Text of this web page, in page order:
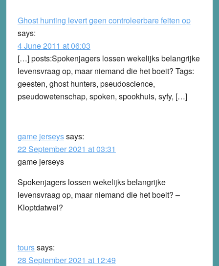
Ghost hunting levert geen controleerbare feiten op
says:
4 June 2011 at 06:03
[…] posts:Spokenjagers lossen wekelijks belangrijke
levensvraag op, maar niemand die het boeit? Tags:
geesten, ghost hunters, pseudoscience,
pseudowetenschap, spoken, spookhuis, syfy, […]
game jerseyssays:
22 September 2021 at 03:31
game jerseys
Spokenjagers lossen wekelijks belangrijke
levensvraag op, maar niemand die het boeit? –
Kloptdatwel?
tourssays:
28 September 2021 at 12:49